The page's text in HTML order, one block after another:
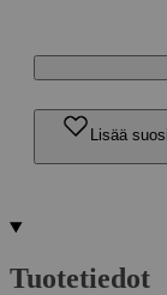
Lisää
Tuotetiedot